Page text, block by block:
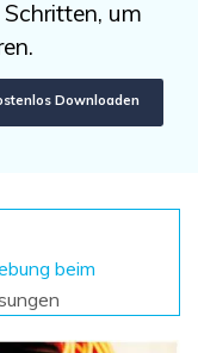
Sign In
um
Downloaden
beim